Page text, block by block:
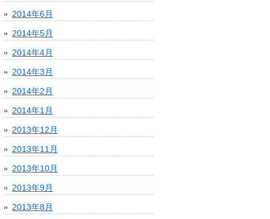
2014年6月
2014年5月
2014年4月
2014年3月
2014年2月
2014年1月
2013年12月
2013年11月
2013年10月
2013年9月
2013年8月